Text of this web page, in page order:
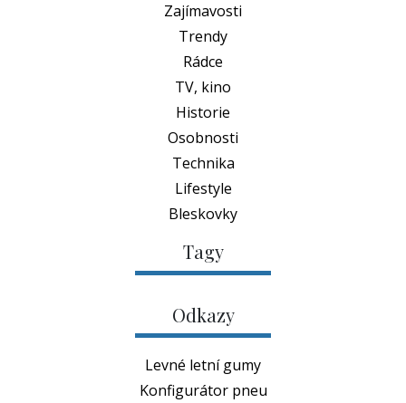
Zajímavosti
Trendy
Rádce
TV, kino
Historie
Osobnosti
Technika
Lifestyle
Bleskovky
Tagy
Odkazy
Levné letní gumy
Konfigurátor pneu